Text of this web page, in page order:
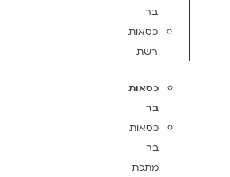
בר
כסאות
רשת
כסאות
בר
כסאות
בר
מתכת